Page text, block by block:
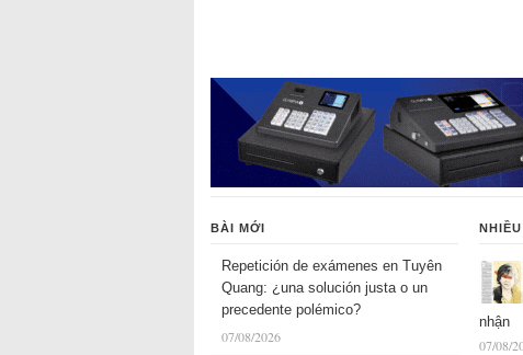
BÀI MỚI
Repetición de exámenes en Tuyên
Quang: ¿una solución justa o un
precedente polémico?
07/08/2026
nhận
07/08/